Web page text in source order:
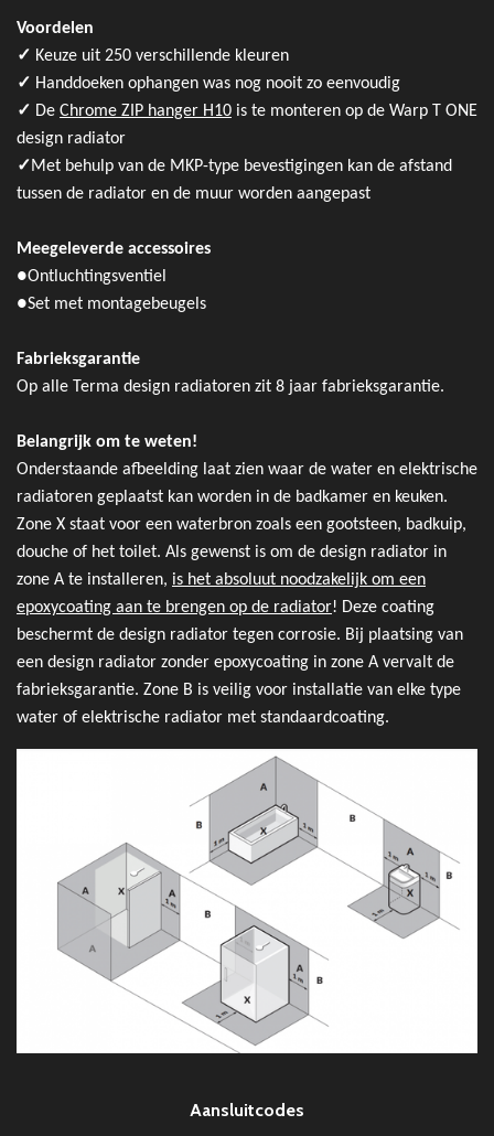
Voordelen
✓ Keuze uit 250 verschillende kleuren
✓ Handdoeken ophangen was nog nooit zo eenvoudig
✓ De ​​ Chrome ZIP hanger H10 is te monteren op de Warp T ONE
design radiator
✓ Met behulp van de MKP-type bevestigingen kan de afstand
tussen de radiator en de muur worden aangepast
Meegeleverde accessoires
●Ontluchtingsventiel
●Set met montagebeugels
Fabrieksgarantie
Op alle Terma design radiatoren zit 8 jaar fabrieksgarantie.
Belangrijk om te weten!
Onderstaande afbeelding laat zien waar de water en elektrische
radiatoren geplaatst kan worden in de badkamer en keuken.
Zone X staat voor een waterbron zoals een gootsteen, badkuip,
douche of het toilet. Als gewenst is om de design radiator in
zone A te installeren, is het absoluut noodzakelijk om een
epoxycoating aan te brengen op de radiator! Deze coating
beschermt de design radiator tegen corrosie. Bij plaatsing van
een design radiator zonder epoxycoating in zone A vervalt de
fabrieksgarantie. Zone B is veilig voor installatie van elke type
water of elektrische radiator met standaardcoating.
Aansluitcodes